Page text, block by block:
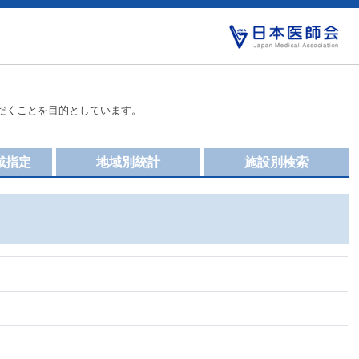
ことを目的としています。
施設別検索
地域別統計
指定